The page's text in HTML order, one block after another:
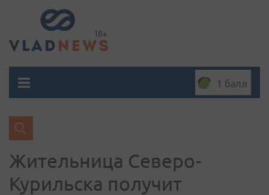
1 балл
Жительница Северо-
Курильска получит